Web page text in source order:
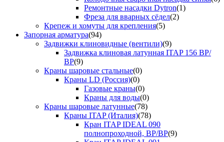
Ремонтные насадки Dytron(1)
Фреза для вварных сёдел(2)
Крепеж и хомуты для крепления(5)
Запорная арматура(94)
Задвижки клиновидные (вентили)(9)
Задвижка клиновая латунная ITAP 156 ВР/
ВР(9)
Краны шаровые стальные(0)
Краны LD (Россия)(0)
Газовые краны(0)
Краны для воды(0)
Краны шаровые латунные(78)
Краны ITAP (Италия)(78)
Кран ITAP IDEAL 090
полнопроходной, ВР/ВР(9)